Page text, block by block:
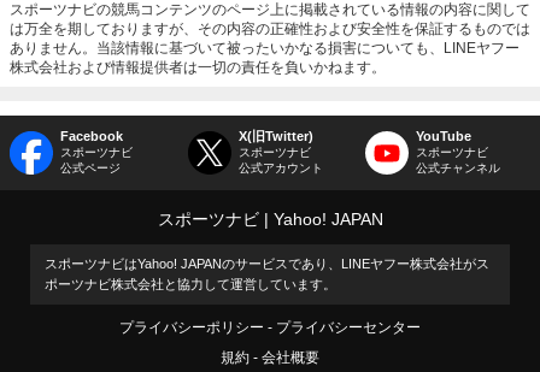
スポーツナビの競馬コンテンツのページ上に掲載されている情報の内容に関して
は万全を期しておりますが、その内容の正確性および安全性を保証するものでは
ありません。当該情報に基づいて被ったいかなる損害についても、LINEヤフー
株式会社および情報提供者は一切の責任を負いかねます。
Facebook
スポーツナビ
公式ページ
X(旧Twitter)
スポーツナビ
公式アカウント
YouTube
スポーツナビ
公式チャンネル
スポーツナビ Yahoo! JAPAN
スポーツナビはYahoo! JAPANのサービスであり、LINEヤフー株式会社がス
ポーツナビ株式会社と協力して運営しています。
プライバシーポリシー
プライバシーセンター
規約
会社概要